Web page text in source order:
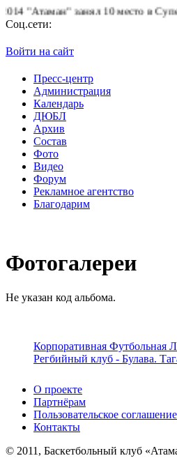
занял 10 место в
Соц.сети:
Войти на сайт
Пресс-центр
Администрация
Календарь
ДЮБЛ
Архив
Состав
Фото
Видео
Форум
Рекламное агентство
Благодарим
Фотогалереи
Не указан код альбома.
Корпоративная Футбольная
Регбийный клуб - Булава.
О проекте
Партнёрам
Пользовательское соглашение
Контакты
© 2011, Баскетбольный клуб